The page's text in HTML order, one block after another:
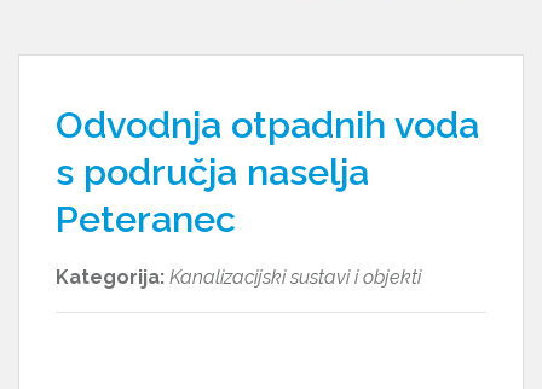
Odvodnja otpadnih voda
s područja naselja
Peteranec
Kategorija: Kanalizacijski sustavi i objekti